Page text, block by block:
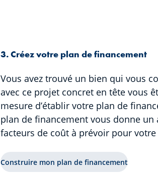
3. Créez votre plan de financement
Vous avez trouvé un bien qui vous
avec ce projet concret en tête vous
mesure d’établir votre plan de
plan de financement vous donne un
facteurs de coût à prévoir pour
Construire mon plan de financement